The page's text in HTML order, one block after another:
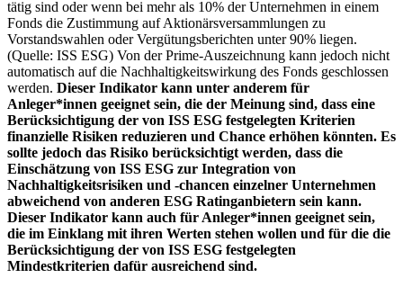
tätig sind oder wenn bei mehr als 10% der Unternehmen in einem
Fonds die Zustimmung auf Aktionärsversammlungen zu
Vorstandswahlen oder Vergütungsberichten unter 90% liegen.
(Quelle: ISS ESG) Von der Prime-Auszeichnung kann jedoch nicht
automatisch auf die Nachhaltigkeitswirkung des Fonds geschlossen
werden. Dieser Indikator kann unter anderem für
Anleger*innen geeignet sein, die der Meinung sind, dass eine
Berücksichtigung der von ISS ESG festgelegten Kriterien
finanzielle Risiken reduzieren und Chance erhöhen könnten. Es
sollte jedoch das Risiko berücksichtigt werden, dass die
Einschätzung von ISS ESG zur Integration von
Nachhaltigkeitsrisiken und -chancen einzelner Unternehmen
abweichend von anderen ESG Ratinganbietern sein kann.
Dieser Indikator kann auch für Anleger*innen geeignet sein,
die im Einklang mit ihren Werten stehen wollen und für die die
Berücksichtigung der von ISS ESG festgelegten
Mindestkriterien dafür ausreichend sind.